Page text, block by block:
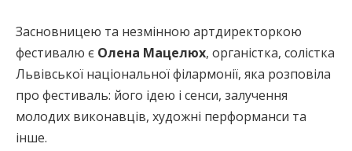
Засновницею та незмінною артдиректоркою
фестивалю є Олена Мацелюх, органістка, солістка
Львівської національної філармонії, яка розповіла
про фестиваль: його ідею і сенси, залучення
молодих виконавців, художні перформанси та
інше.